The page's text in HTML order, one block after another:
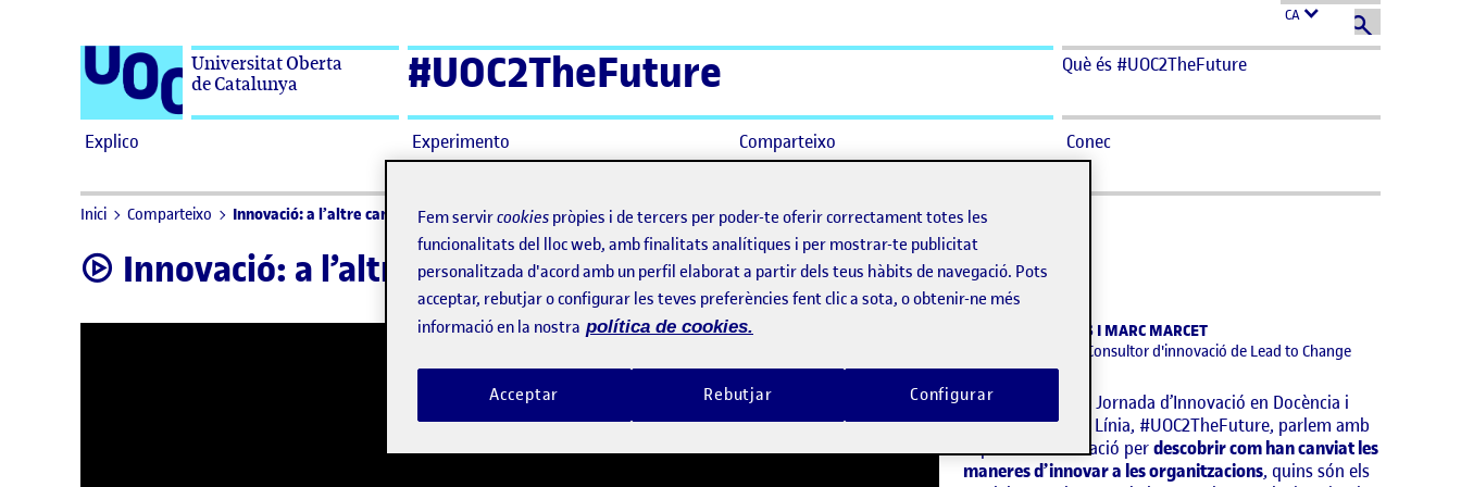
CA
Universitat Oberta
de Catalunya
#UOC2TheFuture Què és #UOC2TheFuture
Explico Experimento Comparteixo Conec
Inici Comparteixo Innovació: a l’altre cantó del mirall. Entrevista a Marc Marcet
video Innovació: a l’altre cantó del mirall. Entrevista a Marc Marcet
MARIOLA DINARÈS I MARC MARCET
Periodista i SMM / Consultor d'innovació de Lead to Change
En el marc de la I Jornada d’Innovació en Docència i
Aprenentatge en Línia, #UOC2TheFuture, parlem amb
experts en innovació perdescobrir com han canviat les
maneres d’innovar a les organitzacions, quins són els
Fem servircookies pròpies i de tercers per poder-te oferir correctament totes les
funcionalitats del lloc web, amb finalitats analítiques i per mostrar-te publicitat
personalitzada d'acord amb un perfil elaborat a partir dels teus hàbits de navegació. Pots
acceptar, rebutjar o configurar les teves preferències fent clic a sota, o obtenir-ne més
informació en la nostra política de cookies.
Rebutjar
Acceptar Configurar